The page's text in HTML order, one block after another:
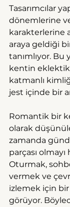
Tasarımcılar
dönemlerine
karakterlerine
araya geldiği
tanımlıyor. Bu
kentin eklektik
katmanlı
jest içinde bir
Romantik bir
olarak
zamanda
parçası
Oturmak,
vermek ve
izlemek için
görüyor.